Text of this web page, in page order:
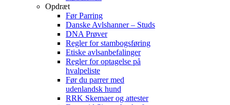
Opdræt
Før Parring
Danske Avlshanner – Studs
DNA Prøver
Regler for stambogsføring
Etiske avlsanbefalinger
Regler for optagelse på
hvalpeliste
Før du parrer med
udenlandsk hund
RRK Skemaer og attester